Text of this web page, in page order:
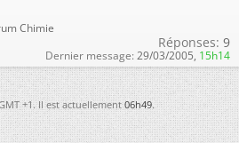
Chimie
Réponses: 9
Dernier message: 29/03/2005, 15h14
+1. Il est actuellement06h49.